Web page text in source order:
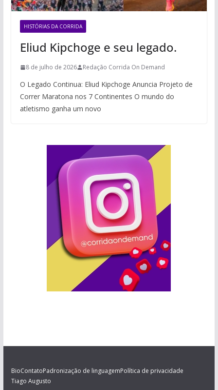
HISTÓRIAS DA CORRIDA
Eliud Kipchoge e seu legado.
8 de julho de 2026 Redação Corrida On Demand
O Legado Continua: Eliud Kipchoge Anuncia Projeto de
Correr Maratona nos 7 Continentes O mundo do
atletismo ganha um novo
BioContatoPadronização de linguagemPolítica de privacidade
Tiago Augusto